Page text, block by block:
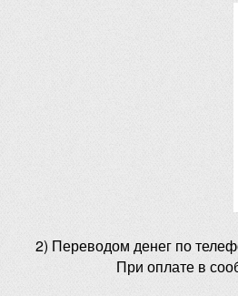
2) Переводом денег по
При оплате в